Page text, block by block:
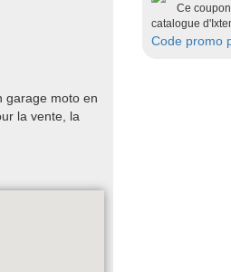
garage moto en
la vente, la
Ce
catalogue
Code promo